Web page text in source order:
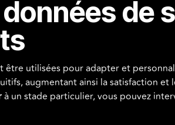
de
être utilisées pour adapter et
augmentant ainsi la satisfaction et
à un stade particulier, vous pouvez